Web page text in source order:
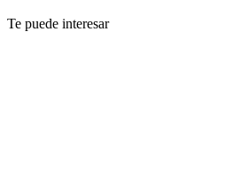
Te puede interesar